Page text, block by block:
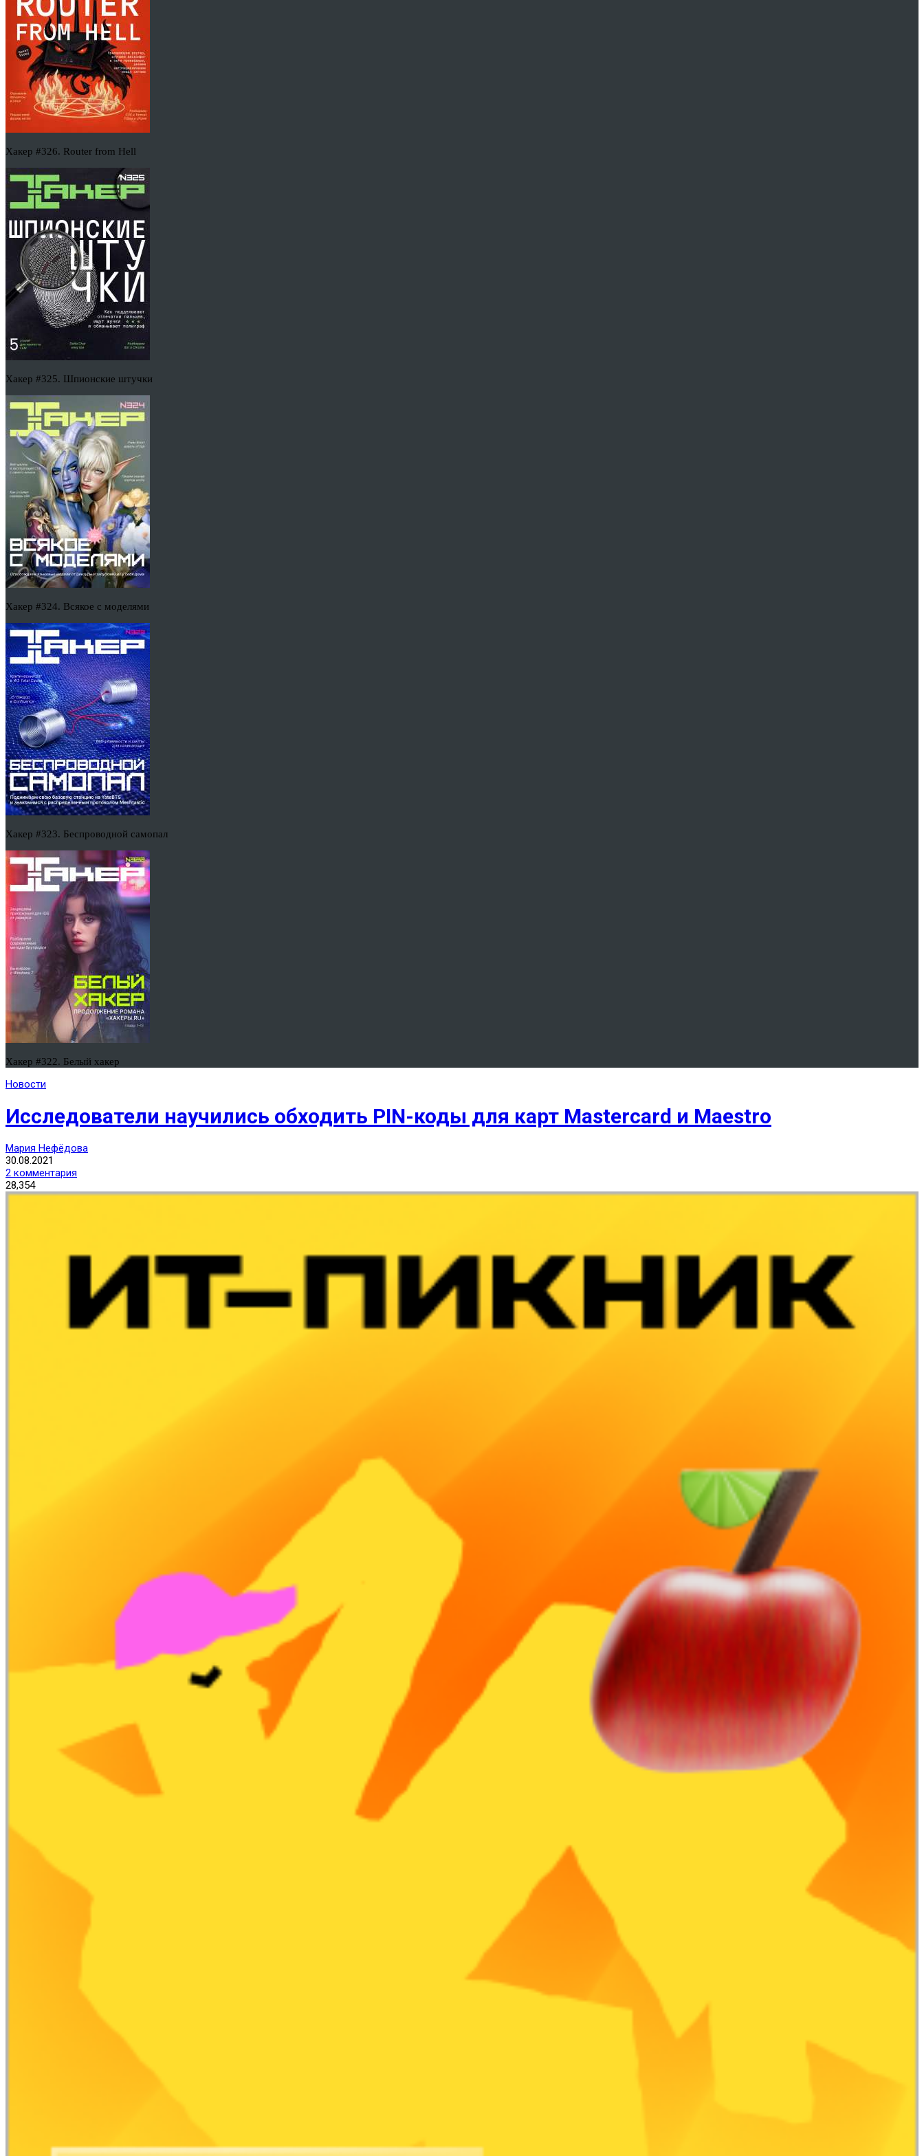
Хакер #326. Router from Hell
Хакер #325. Шпионские штучки
Хакер #324. Всякое с моделями
Хакер #323. Беспроводной самопал
Хакер #322. Белый хакер
Новости
Исследователи научились обходить PIN-коды для карт Mastercard и Maestro
Мария Нефёдова
30.08.2021
2 комментария
28,354